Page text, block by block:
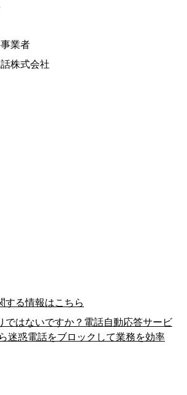
業者
株式会社
する情報はこちら
ではないですか？電話自動応答サービ
迷惑電話をブロックして業務を効率